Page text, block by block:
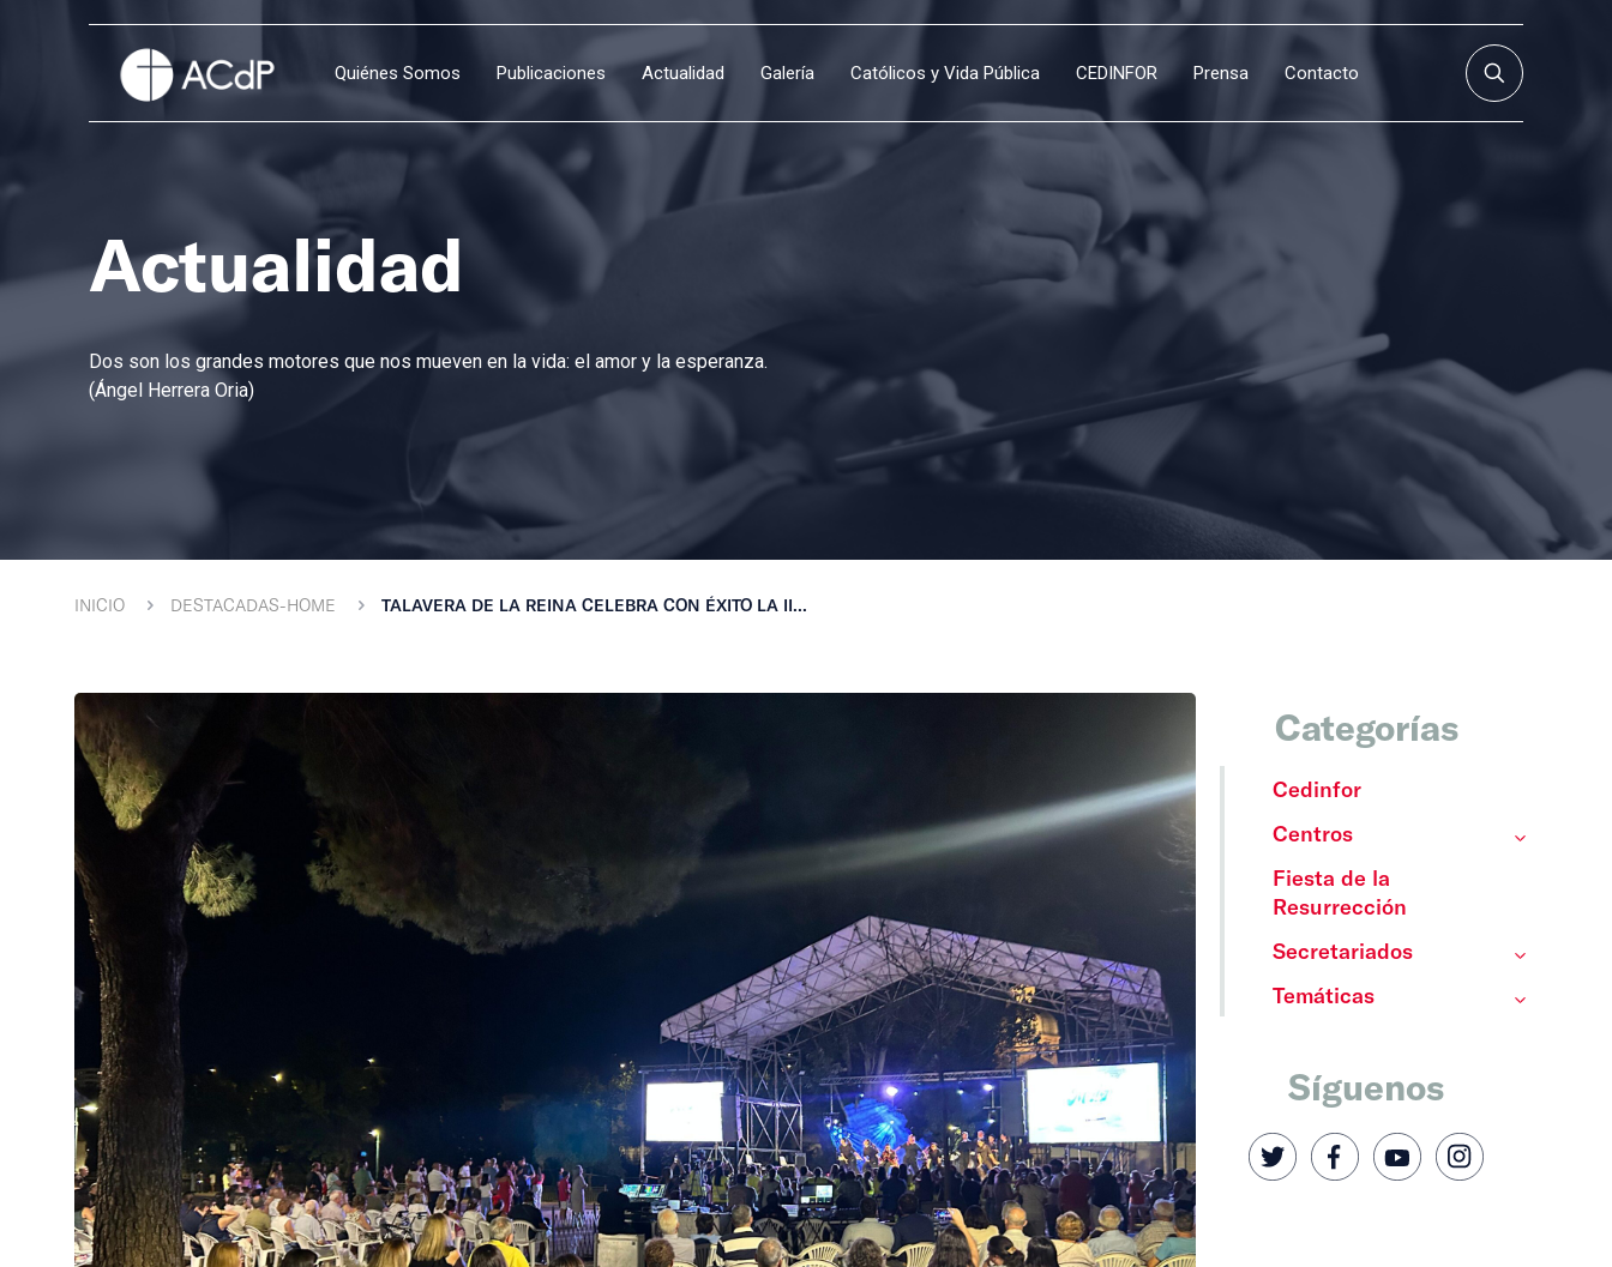
Quiénes Somos Publicaciones Actualidad Galería Católicos y Vida Pública CEDINFOR Prensa Contacto
Actualidad
Dos son los grandes motores que nos mueven en la vida: el amor y la esperanza.
(Ángel Herrera Oria)
INICIO DESTACADAS-HOME TALAVERA DE LA REINA CELEBRA CON ÉXITO LA II...
Categorías
Cedinfor
Centros
Fiesta de la
Resurrección
Secretariados
Temáticas
Síguenos